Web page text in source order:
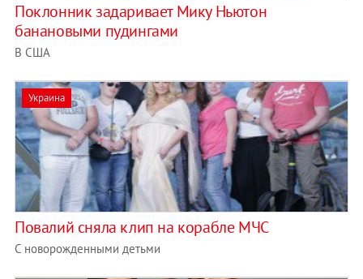
Поклонник задаривает Мику Ньютон
банановыми пудингами
В США
Украина
Повалий сняла клип на корабле МЧС
С новорожденными детьми